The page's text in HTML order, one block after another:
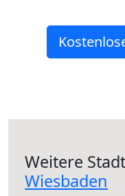
Weitere
Wiesbaden